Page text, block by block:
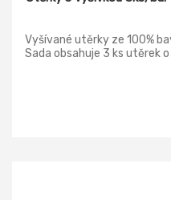
Vyšívané utěrky ze 100%
Sada obsahuje 3 ks utěrek